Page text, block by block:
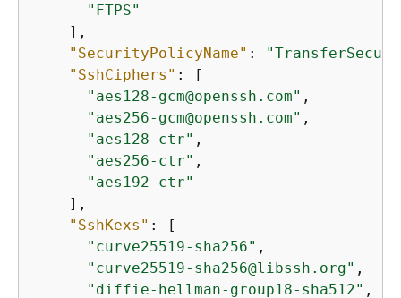
"FTPS"
    ],
"SecurityPolicyName" :
"SshCiphers" : [
"aes128-gcm@openssh.com" ,
"aes256-gcm@openssh.com" ,
"aes128-ctr" ,
"aes256-ctr" ,
"aes192-ctr"
    ],
"SshKexs" : [
"curve25519-sha256" ,
"curve25519-sha256@libssh.org" ,
"diffie-hellman-group18-sha512" ,